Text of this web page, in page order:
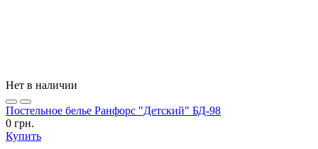
Нет в наличии
Постельное белье Ранфорс "Детский" БД-98
0 грн.
Купить